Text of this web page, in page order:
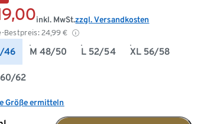
Bestpreis: 24,99 €
inkl. MwSt.zzgl. Versandkosten
46 M 48/50 L 52/54 XL 56/58
62
Größe ermitteln